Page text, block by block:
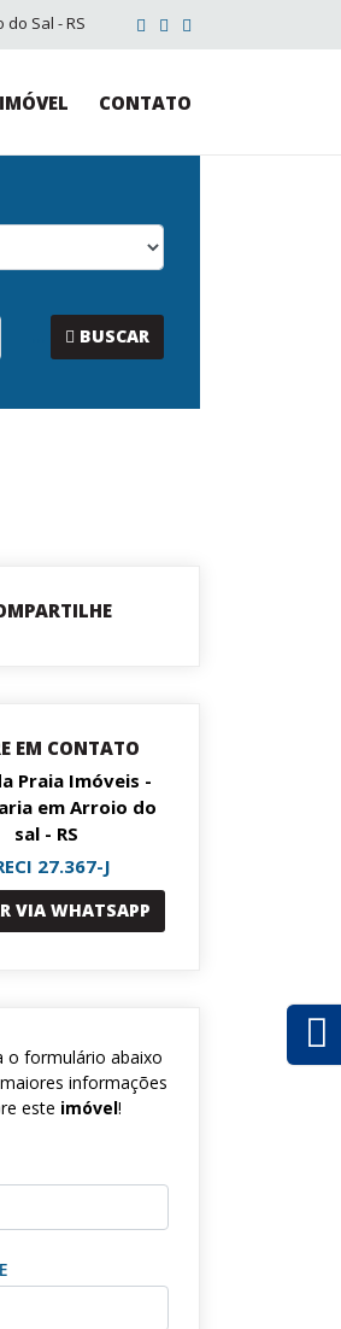
Sal - RS
CONTATO
BUSCAR
EM CONTATO
Praia Imóveis -
em Arroio do
sal - RS
27.367-J
VIA WHATSAPP
o formulário abaixo
informações
este imóvel!